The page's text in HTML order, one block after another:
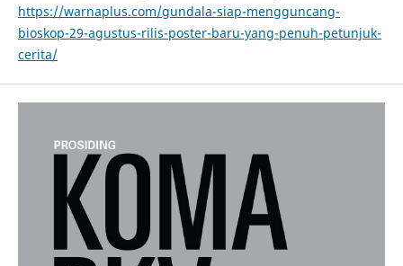
https://warnaplus.com/gundala-siap-mengguncang-
bioskop-29-agustus-rilis-poster-baru-yang-penuh-petunjuk-
cerita/